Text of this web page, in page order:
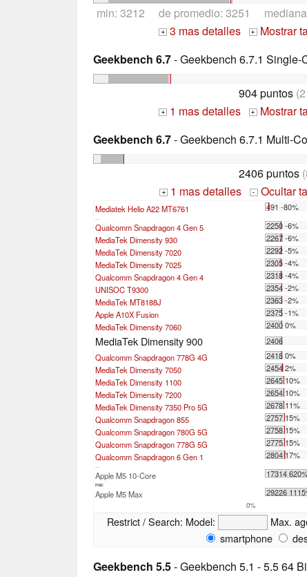
min: 3212 de promedio: 3251
+ 3 mas detalles + Mostrar
Geekbench 6.7- Geekbench 6.7.1 Single-
904 puntos
+ 1 mas detalles + Mostrar
Geekbench 6.7- Geekbench 6.7.1 Multi-
2406 puntos
+ 1 mas detalles - Ocultar
Mediatek Helio A22 MT6761 491 -80%
...
Qualcomm Snapdragon 4 Gen 5
2250 -6%
MediaTek Dimensity 930
2267 -6%
MediaTek Dimensity 7020
2292 -5%
MediaTek Dimensity 7025
2305 -4%
Qualcomm Snapdragon 4 Gen 4
2318 -4%
UNISOC T9300
2354 -2%
MediaTek MT8188J
2363 -2%
Apple A10X Fusion
2375 -1%
MediaTek Dimensity 7060
2400 0%
MediaTek Dimensity 900
2406
Qualcomm Snapdragon 778G 4G
2418 0%
MediaTek Dimensity 7050
2454 2%
MediaTek Dimensity 1100
2645 10%
MediaTek Dimensity 7200
2654 10%
MediaTek Dimensity 7350 Pro 5G
2678 11%
Qualcomm Snapdragon 855
2757 15%
Qualcomm Snapdragon 780G 5G
2758 15%
Qualcomm Snapdragon 778G 5G
2775 15%
Qualcomm Snapdragon 6 Gen 1
2804 17%
...
Apple M5 10-Core 17314
max:
Apple M5 Max 29226
0%
Restrict / Search: Model: Max.
smartphone
Geekbench 5.5- Geekbench 5.1 - 5.5 64